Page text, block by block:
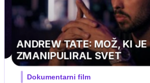
MOJ PRIJATELJ PINGVIN
Film meseca / družinski, pustolovski